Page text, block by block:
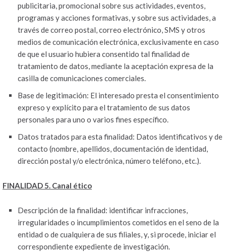
publicitaria, promocional sobre sus actividades, eventos,
programas y acciones formativas, y sobre sus actividades, a
través de correo postal, correo electrónico, SMS y otros
medios de comunicación electrónica, exclusivamente en caso
de que el usuario hubiera consentido tal finalidad de
tratamiento de datos, mediante la aceptación expresa de la
casilla de comunicaciones comerciales.
Base de legitimación: El interesado presta el consentimiento
expreso y explícito para el tratamiento de sus datos
personales para uno o varios fines específico.
Datos tratados para esta finalidad: Datos identificativos y de
contacto (nombre, apellidos, documentación de identidad,
dirección postal y/o electrónica, número teléfono, etc.).
FINALIDAD 5. Canal ético
Descripción de la finalidad: identificar infracciones,
irregularidades o incumplimientos cometidos en el seno de la
entidad o de cualquiera de sus filiales, y, si procede, iniciar el
correspondiente expediente de investigación.